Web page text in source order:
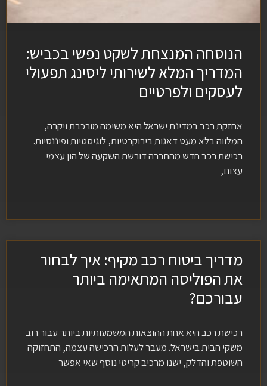
הנוסחה המנצחת לשקט נפשי בכביש:
המדריך המלא לשירותי ליסינג תפעולי
לעסקים ולפרטיים
אחזקת רכב במדינת ישראל היא משימה מורכבת ויקרה,
המלווה בלא מעט דאגות בירוקרטיות, לוגיסטיות ופיננסיות.
רכישת רכב חדש מהחברה דורשת השקעה של הון עצמי
עצום,
מדריך ביטוח רכב מקיף: איך לבחור
את הפוליסה המתאימה ביותר
עבורכם?
רכישת רכב היא אחת ההוצאות המשמעותיות ביותר עבור רוב
משקי הבית בישראל. מעבר לעלות הרכישה עצמה, התחזוקה
השוטפת והדלק, ישנו מרכיב קריטי נוסף שאי אפשר